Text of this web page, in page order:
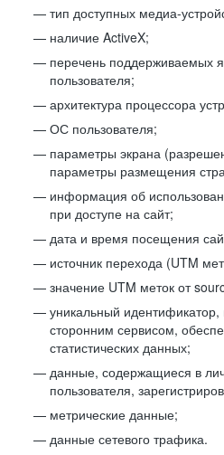
тип доступных медиа-
наличие ActiveX;
перечень поддерживаемых
пользователя;
архитектура процессора
ОС пользователя;
параметры экрана
параметры размещения
информация об
при доступе на сайт;
дата и время посещения
источник перехода (UTM
значение UTM меток от
уникальный
сторонним сервисом,
статистических данных;
данные, содержащиеся в
пользователя,
метрические данные;
данные сетевого трафика.